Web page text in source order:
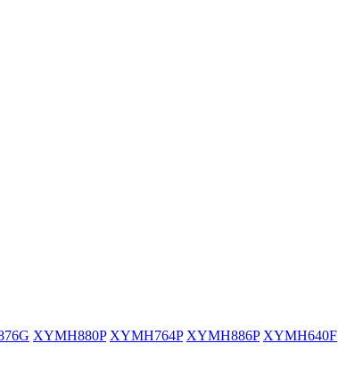
XYMH880P XYMH764P XYMH886P XYMH640F